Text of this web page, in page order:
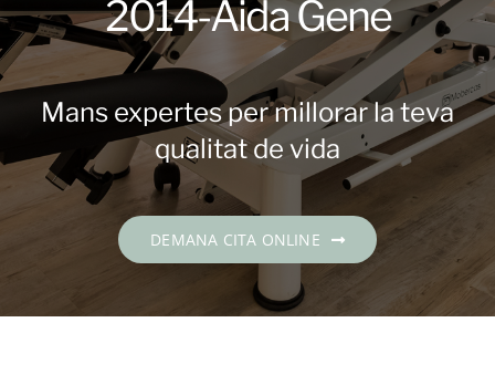
Contacte
DEMANA CITA
Català
2014-Aida Gene
Mans expertes per millorar la teva
qualitat de vida
DEMANA CITA ONLINE